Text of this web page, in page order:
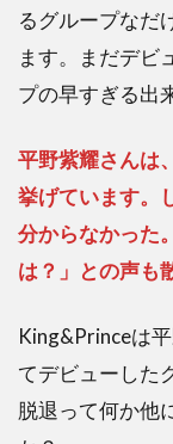
るグループなだ
ます。まだデビ
プの早すぎる出
平野紫耀さんは
挙げています。
分からなかった
は？」との声も
King&Princeは
てデビューした
脱退って何か他